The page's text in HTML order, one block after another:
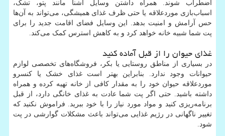
اضطراب شوند. همراه داشتن وسایل آشنا مانند پتو، تشک،
اسباب‌بازی موردعلاقه یا حتی ظرف غذای همیشگی، می‌تواند به آن‌ها
حس آرامش و امنیت بدهد. این وسایل فضای اقامت جدید را برای
پت شما شبیه خانه خواهد کرد و به کاهش استرس کمک می‌کند.
غذای حیوان را از قبل آماده کنید
در بسیاری از مناطق روستایی یا بکر، فروشگاه‌های تخصصی لوازم
حیوانات وجود ندارد. بنابراین بهتر است غذای خشک یا کنسرو
موردعلاقه حیوان خود را به مقدار کافی از خانه تهیه کرده و همراه
داشته باشید. حتی اگر پت شما عادت به غذای خانگی دارد، از قبل
برنامه‌ریزی کنید و مواد مورد نیاز را با خود ببرید. فراموش نکنید که
تغییر ناگهانی در رژیم غذایی می‌تواند باعث مشکلات گوارشی در پت
شود.